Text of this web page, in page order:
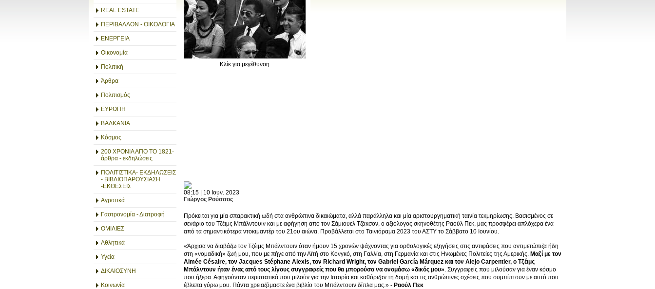
REAL ESTATE
ΠΕΡΙΒΑΛΛΟΝ - ΟΙΚΟΛΟΓΙΑ
ΕΝΕΡΓΕΙΑ
Οικονομία
Πολιτική
Άρθρα
Πολιτισμός
ΕΥΡΩΠΗ
ΒΑΛΚΑΝΙΑ
Κόσμος
200 ΧΡΟΝΙΑ ΑΠΟ ΤΟ 1821-
άρθρα - εκδηλώσεις
ΠΟΛΙΤΙΣΤΙΚΑ- ΕΚΔΗΛΩΣΕΙΣ
- ΒΙΒΛΙΟΠΑΡΟΥΣΙΑΣΗ
-ΕΚΘΕΣΕΙΣ
Αγροτικά
Γαστρονομία - Διατροφή
ΟΜΙΛΙΕΣ
Αθλητικά
Υγεία
ΔΙΚΑΙΟΣΥΝΗ
Κοινωνία
Κλίκ για μεγέθυνση
08:15 | 10 Ιουν. 2023
Γιώργος Ρούσσος
Πρόκειται για μία σπαρακτική ωδή στα ανθρώπινα δικαιώματα, αλλά παράλληλα και μία αριστουργηματική ταινία τεκμηρίωσης. Βασισμένος σε
σενάριο του Τζέιμς Μπάλντουιν και με αφήγηση από τον Σάμιουελ Τζάκσον, ο αξιόλογος σκηνοθέτης Ραούλ Πεκ, μας προσφέρει απλόχερα ένα
από τα σημαντικότερα ντοκιμαντέρ του 21ου αιώνα. Προβάλλεται στο Ταινιόραμα 2023 του ΑΣΤΥ το Σάββατο 10 Ιουνίου.
«Άρχισα να διαβάζω τον Τζέιμς Μπάλντουιν όταν ήμουν 15 χρονών ψάχνοντας για ορθολογικές εξηγήσεις στις αντιφάσεις που αντιμετώπιζα ήδη
στη «νομαδική» ζωή μου, που με πήγε από την Αϊτή στο Κονγκό, στη Γαλλία, στη Γερμανία και στις Ηνωμένες Πολιτείες της Αμερικής. Μαζί με τον
Aimée Césaire, τον Jacques Stéphane Alexis, τον Richard Wright, τον Gabriel García Márquez και τον Alejo Carpentier, ο Τζέιμς
Μπάλντουν ήταν ένας από τους λίγους συγγραφείς που θα μπορούσα να ονομάσω «δικός μου». Συγγραφείς που μιλούσαν για έναν κόσμο
που ήξερα. Αφηγούνταν περιστατικά που μιλούν για την Ιστορία και καθόριζαν τη δομή και τις ανθρώπινες σχέσεις που συμπίπτουν με αυτό που
έβλεπα γύρω μου. Πάντα χρειαζόμαστε ένα βιβλίο του Μπάλντουιν δίπλα μας.» - Ραούλ Πεκ